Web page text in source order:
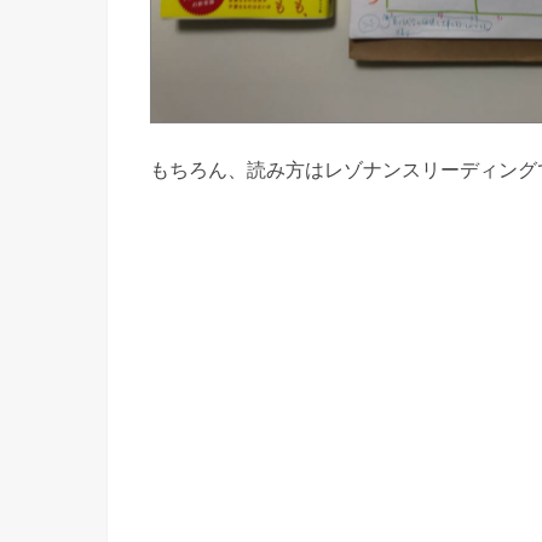
もちろん、読み方はレゾナンスリーディン